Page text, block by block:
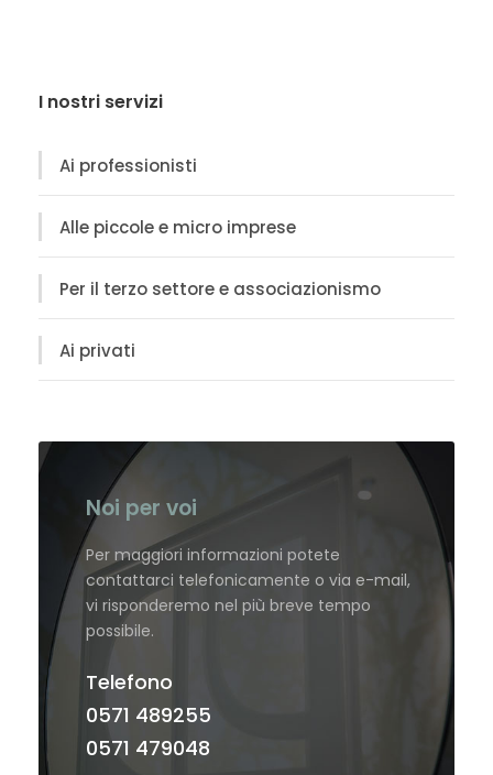
I nostri servizi
Ai professionisti
Alle piccole e micro imprese
Per il terzo settore e associazionismo
Ai privati
Noi per voi
Per maggiori informazioni potete
contattarci telefonicamente o via e-mail,
vi risponderemo nel più breve tempo
possibile.
Telefono
0571 489255
0571 479048